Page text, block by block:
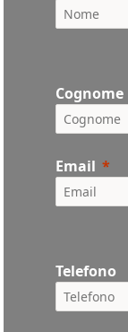
Cognome
Email
Telefono